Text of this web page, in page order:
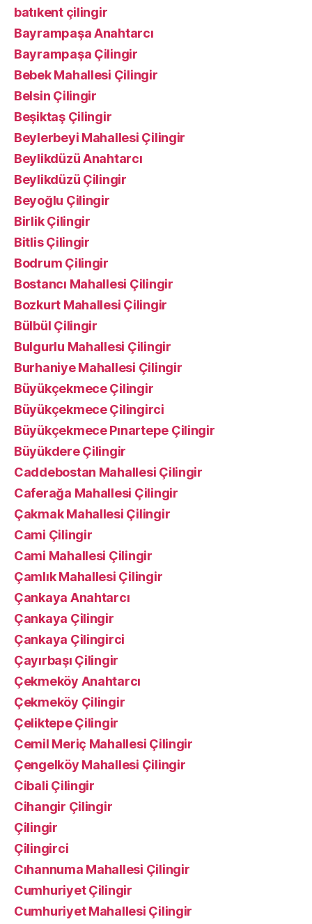
batıkent çilingir
Bayrampaşa Anahtarcı
Bayrampaşa Çilingir
Bebek Mahallesi Çilingir
Belsin Çilingir
Beşiktaş Çilingir
Beylerbeyi Mahallesi Çilingir
Beylikdüzü Anahtarcı
Beylikdüzü Çilingir
Beyoğlu Çilingir
Birlik Çilingir
Bitlis Çilingir
Bodrum Çilingir
Bostancı Mahallesi Çilingir
Bozkurt Mahallesi Çilingir
Bülbül Çilingir
Bulgurlu Mahallesi Çilingir
Burhaniye Mahallesi Çilingir
Büyükçekmece Çilingir
Büyükçekmece Çilingirci
Büyükçekmece Pınartepe Çilingir
Büyükdere Çilingir
Caddebostan Mahallesi Çilingir
Caferağa Mahallesi Çilingir
Çakmak Mahallesi Çilingir
Cami Çilingir
Cami Mahallesi Çilingir
Çamlık Mahallesi Çilingir
Çankaya Anahtarcı
Çankaya Çilingir
Çankaya Çilingirci
Çayırbaşı Çilingir
Çekmeköy Anahtarcı
Çekmeköy Çilingir
Çeliktepe Çilingir
Cemil Meriç Mahallesi Çilingir
Çengelköy Mahallesi Çilingir
Cibali Çilingir
Cihangir Çilingir
Çilingir
Çilingirci
Cıhannuma Mahallesi Çilingir
Cumhuriyet Çilingir
Cumhuriyet Mahallesi Çilingir